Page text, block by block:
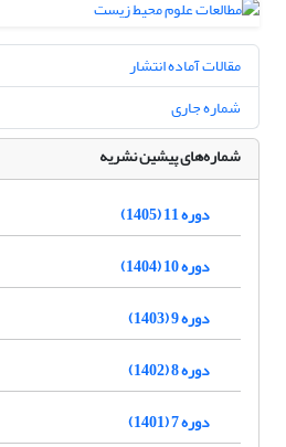
مقالات آماده انتشار
شماره جاری
شماره‌های پیشین نشریه
دوره 11 (1405)
دوره 10 (1404)
دوره 9 (1403)
دوره 8 (1402)
دوره 7 (1401)